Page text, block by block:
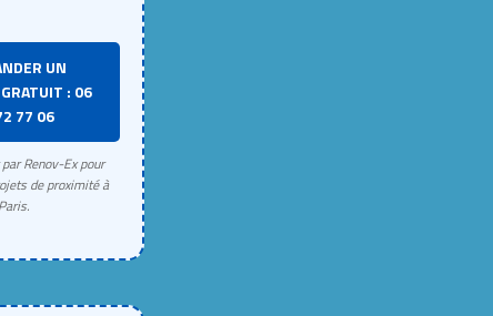
UN
: 06
77 06
Renov-Ex pour
de proximité à
Paris.